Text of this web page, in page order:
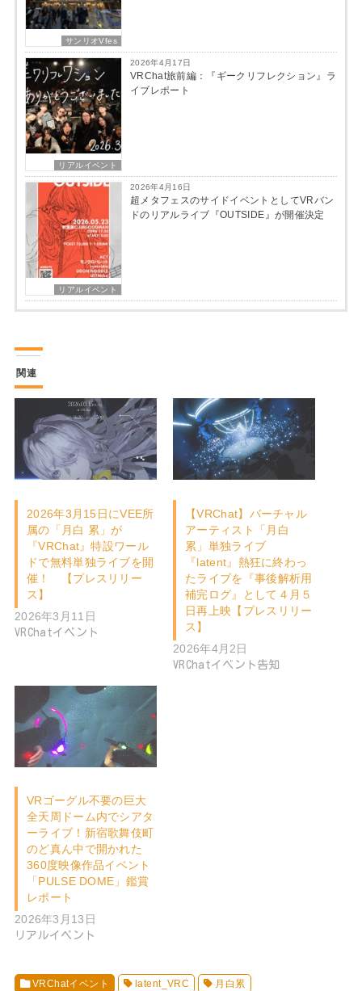
サンリオVfes
リアルイベント
2026年4月17日
VRChat旅前編：『ギークリフレクション』ラ
イブレポート
リアルイベント
2026年4月16日
超メタフェスのサイドイベントとしてVRバン
ドのリアルライブ『OUTSIDE』が開催決定
関連
2026年3月15日にVEE所
属の「月白 累」が
『VRChat』特設ワール
ドで無料単独ライブを開
催！ 【プレスリリー
ス】
2026年3月11日
VRChatイベント
【VRChat】バーチャル
アーティスト「月白
累」単独ライブ
『latent』熱狂に終わっ
たライブを『事後解析用
補完ログ』として４月５
日再上映【プレスリリー
ス】
2026年4月2日
VRChatイベント告知
VRゴーグル不要の巨大
全天周ドーム内でシアタ
ーライブ！新宿歌舞伎町
のど真ん中で開かれた
360度映像作品イベント
「PULSE DOME」鑑賞
レポート
2026年3月13日
リアルイベント
VRChatイベント latent_VRC 月白累